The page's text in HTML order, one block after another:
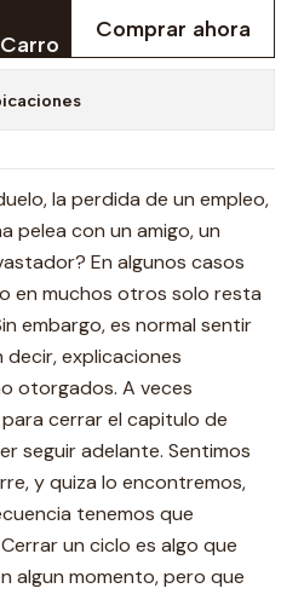
Comprar ahora
la perdida de un empleo,
pelea con un amigo, un
En algunos casos
en muchos otros solo resta
embargo, es normal sentir
explicaciones
otorgados. A veces
cerrar el capitulo de
seguir adelante. Sentimos
y quiza lo encontremos,
tenemos que
un ciclo es algo que
algun momento, pero que